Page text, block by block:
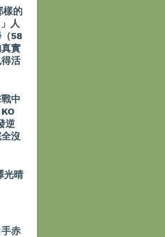
樣的
人
58
實
活
中
逆
沒
光晴
手赤